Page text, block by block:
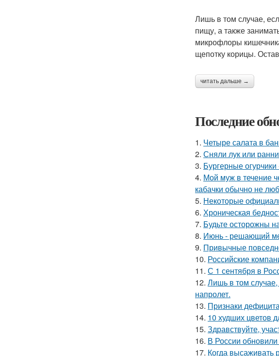
Лишь в том случае,
пищу, а также
микрофлоры
щепотку корицы.
читать дальше →
Последние
1. Четыре салата в
2. Сняли лук или
3. Бургерные
4. Мой муж в течение
кабачки обычно не
5. Некоторые
6. Хроническая
7. Будьте осторожны
8. Июнь - решающий
9. Привычные
10. Российские
11. С 1 сентября в
12. Лишь в том случае,
напролет.
13. Признаки
14. 10 худших цветов
15. Здравствуйте,
16. В России
17. Когда высаживать